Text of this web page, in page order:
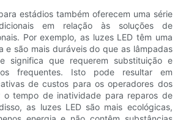
estádios também oferecem uma série
em relação às soluções de
Por exemplo, as luzes LED têm uma
e são mais duráveis ​​do que as lâmpadas
significa que requerem substituição e
frequentes. Isto pode resultar em
de custos para os operadores dos
o tempo de inatividade para reparos de
as luzes LED são mais ecológicas,